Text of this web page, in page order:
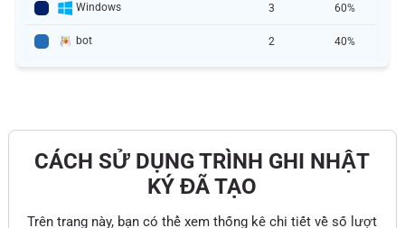
Windows 3 60%
bot 2 40%
CÁCH SỬ DỤNG TRÌNH GHI NHẬT
KÝ ĐÃ TẠO
Trên trang này, bạn có thể xem thống kê chi tiết về số lượt